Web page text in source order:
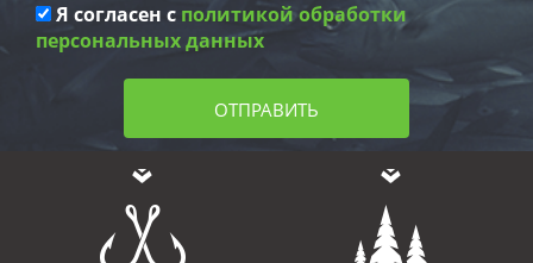
Я согласен с политикой обработки
персональных данных
ОТПРАВИТЬ